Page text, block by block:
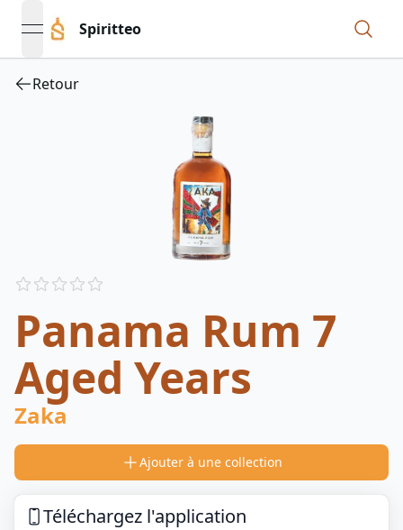
open navigation menu
Spiritteo
Retour
Reviews
Panama Rum 7
Aged Years
Zaka
Ajouter à une collection
Téléchargez l'application